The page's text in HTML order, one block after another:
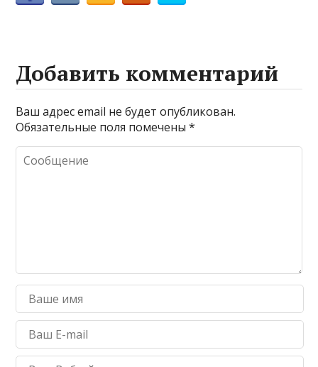
Добавить комментарий
Ваш адрес email не будет опубликован.
Обязательные поля помечены*